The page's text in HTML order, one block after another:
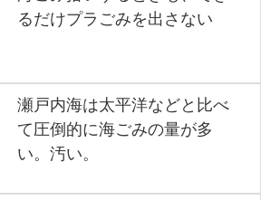
るだけプラごみを出さない
瀬戸内海は太平洋などと比べ
て圧倒的に海ごみの量が多
い。汚い。